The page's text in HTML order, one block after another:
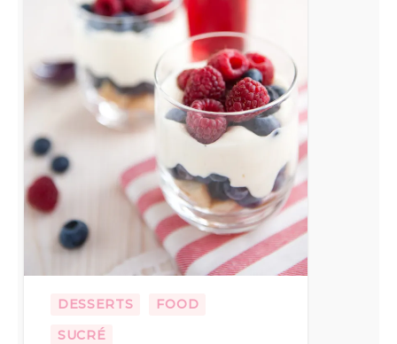
DESSERTS
FOOD
SUCRÉ